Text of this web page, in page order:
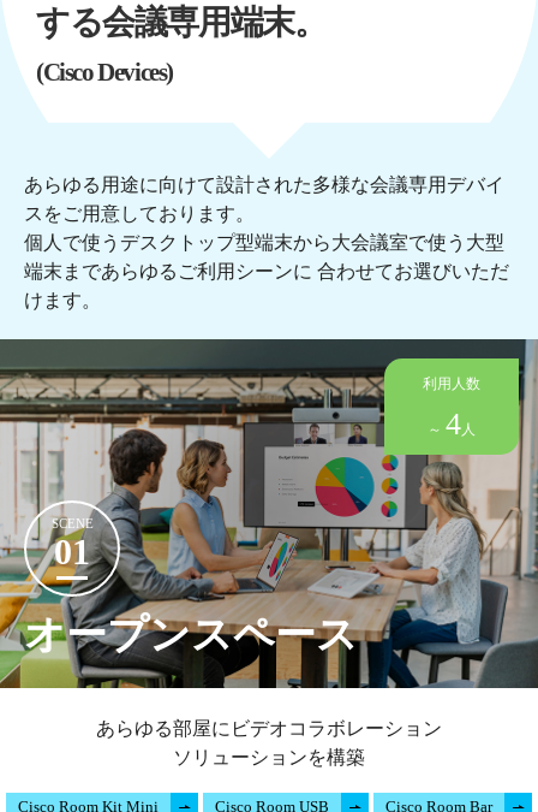
する会議専用端末。
(Cisco Devices)
あらゆる用途に向けて設計された多様な会議専用デバイ
スをご用意しております。
個人で使うデスクトップ型端末から大会議室で使う大型
端末まであらゆるご利用シーンに 合わせてお選びいただ
けます。
SCENE
01
オープンスペース
あらゆる部屋にビデオコラボレーション
ソリューションを構築
Cisco Room Kit Mini Cisco Room USB Cisco Room Bar
利用人数
～ 4 人